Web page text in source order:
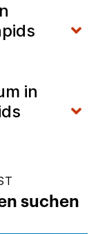
in
suchen